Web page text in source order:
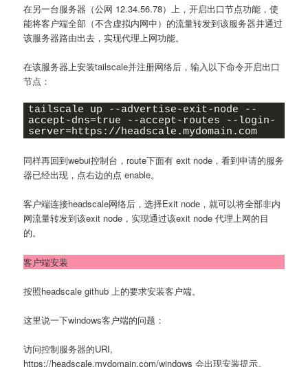
在另一台服务器（公网 12.34.56.78）上，开启出口节点功能，使
能将客户端全部（不含虚拟内网中）的流量转发到该服务器并通过
该服务器路由出去，实现代理上网功能。
在该服务器上安装tailscale并注册网络后，输入以下命令开启出口
节点：
tailscale up --advertise-exit-node --
accept-dns=true --accept-routes --login-
server=https://headscale.mydomain.com
同样再回到webui控制台，route下面有 exit node，看到申请的服务
器已经出现，点右边的点 enable。
客户端连接headscale网络后，选择Exit node，就可以将全部非内
网流量转发到该exit node，实现通过该exit node 代理上网的目
的。
客户端安装
按照headscale github 上的要求安装客户端。
这里说一下windows客户端的问题：
访问控制服务器的URI,
https://headscale.mydomain.com/windows 会出现安装提示。